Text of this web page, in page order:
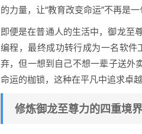
的力量，让“教育改变命运”不再是
即便是在普通人的生活中，御龙至
编程，最终成功转行成为一名软
弃，但一想到自己不想一辈子送外
命运的枷锁，这种在平凡中追求卓
修炼御龙至尊力的四重境